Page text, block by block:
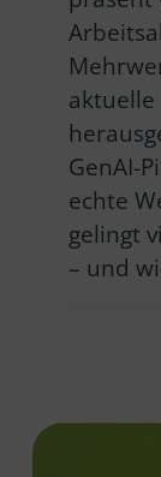
aktuelle
GenAI-
echte
gelingt
– und